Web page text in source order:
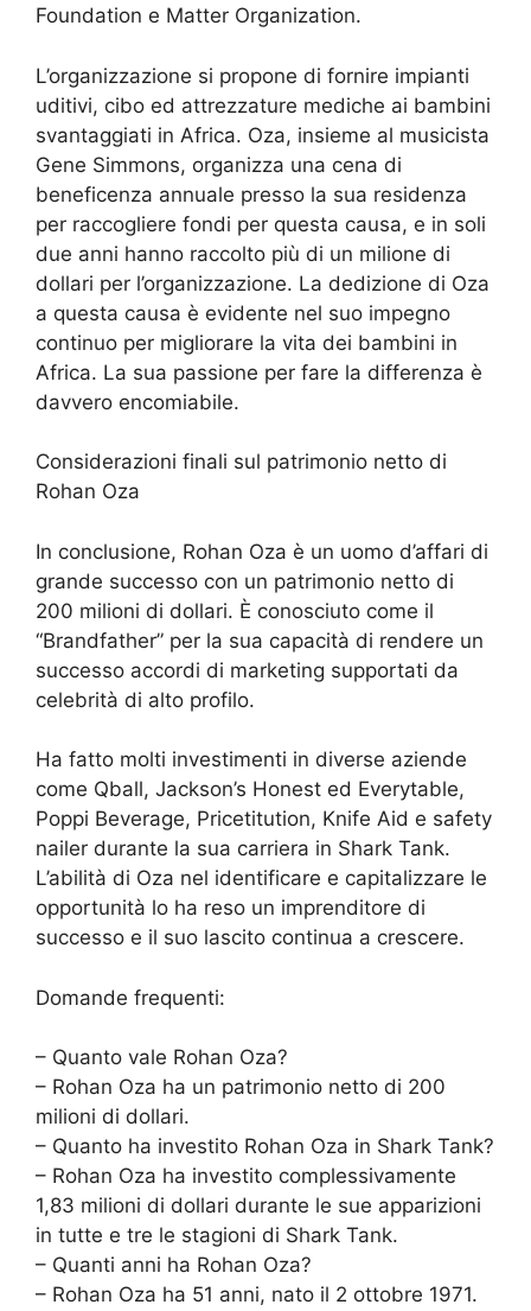
Foundation e Matter Organization.
L’organizzazione si propone di fornire impianti
uditivi, cibo ed attrezzature mediche ai bambini
svantaggiati in Africa. Oza, insieme al musicista
Gene Simmons, organizza una cena di
beneficenza annuale presso la sua residenza
per raccogliere fondi per questa causa, e in soli
due anni hanno raccolto più di un milione di
dollari per l’organizzazione. La dedizione di Oza
a questa causa è evidente nel suo impegno
continuo per migliorare la vita dei bambini in
Africa. La sua passione per fare la differenza è
davvero encomiabile.
Considerazioni finali sul patrimonio netto di
Rohan Oza
In conclusione, Rohan Oza è un uomo d’affari di
grande successo con un patrimonio netto di
200 milioni di dollari. È conosciuto come il
“Brandfather” per la sua capacità di rendere un
successo accordi di marketing supportati da
celebrità di alto profilo.
Ha fatto molti investimenti in diverse aziende
come Qball, Jackson’s Honest ed Everytable,
Poppi Beverage, Pricetitution, Knife Aid e safety
nailer durante la sua carriera in Shark Tank.
L’abilità di Oza nel identificare e capitalizzare le
opportunità lo ha reso un imprenditore di
successo e il suo lascito continua a crescere.
Domande frequenti:
– Quanto vale Rohan Oza?
– Rohan Oza ha un patrimonio netto di 200
milioni di dollari.
– Quanto ha investito Rohan Oza in Shark Tank?
– Rohan Oza ha investito complessivamente
1,83 milioni di dollari durante le sue apparizioni
in tutte e tre le stagioni di Shark Tank.
– Quanti anni ha Rohan Oza?
– Rohan Oza ha 51 anni, nato il 2 ottobre 1971.